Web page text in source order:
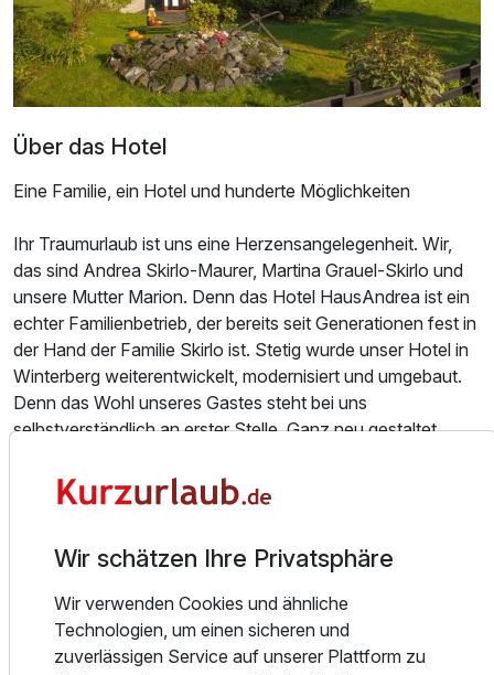
Ausstattung
Zusatznächte
Einzelzimmer
Über das Hotel
Eine Familie, ein Hotel und hunderte Möglichkeiten
Ihr Traumurlaub ist uns eine Herzensangelegenheit. Wir,
das sind Andrea Skirlo-Maurer, Martina Grauel-Skirlo und
unsere Mutter Marion. Denn das Hotel HausAndrea ist ein
echter Familienbetrieb, der bereits seit Generationen fest in
der Hand der Familie Skirlo ist. Stetig wurde unser Hotel in
Winterberg weiterentwickelt, modernisiert und umgebaut.
Denn das Wohl unseres Gastes steht bei uns
selbstverständlich an erster Stelle. Ganz neu gestaltet
Wellnessbereich mit der finnischen Sauna und das
hoteleigene Schwimmbad .
Unser Hotel liegt nur etwa fünf Gehminuten vom
befindet sich einer der Zugänge zum Wanderparadies
Rothaarsteig und zum erlebnisreichen Winterberger
Skikarussell mit 28 Liften und 32 Abfahrten. Entspannung
Wir schätzen Ihre Privatsphäre
Wir verwenden Cookies und ähnliche
Technologien, um einen sicheren und
zuverlässigen Service auf unserer Plattform zu